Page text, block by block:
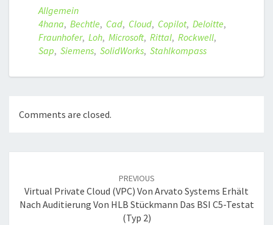
Allgemein
4hana, Bechtle, Cad, Cloud, Copilot, Deloitte,
Fraunhofer, Loh, Microsoft, Rittal, Rockwell,
Sap, Siemens, SolidWorks, Stahlkompass
Comments are closed.
PREVIOUS
Virtual Private Cloud (VPC) Von Arvato Systems Erhält
Nach Auditierung Von HLB Stückmann Das BSI C5-Testat
(Typ 2)